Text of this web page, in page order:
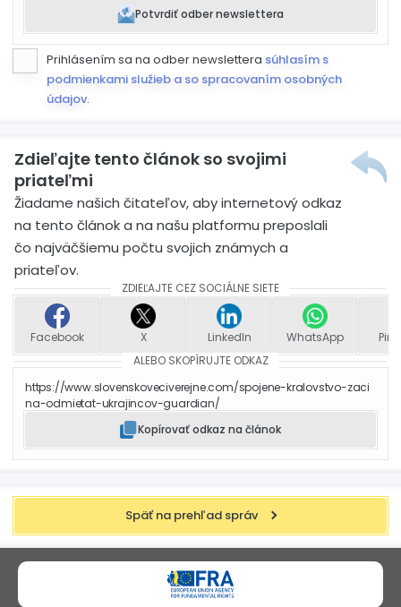
Potvrdiť odber newslettera
Prihlásením sa na odber newslettera súhlasím s
podmienkami služieb a so spracovaním osobných
údajov.
Zdieľajte tento článok so svojimi
priateľmi
Žiadame našich čitateľov, aby internetový odkaz
na tento článok a na našu platformu preposlali
čo najväčšiemu počtu svojich známych a
priateľov.
ZDIEĽAJTE CEZ SOCIÁLNE SIETE
Facebook X LinkedIn WhatsApp
ALEBO SKOPÍRUJTE ODKAZ
https://www.slovenskoveciverejne.com/spojene-kralovstvo-zaci
na-odmietat-ukrajincov-guardian/
Kopírovať odkaz na článok
Späť na prehľad správ